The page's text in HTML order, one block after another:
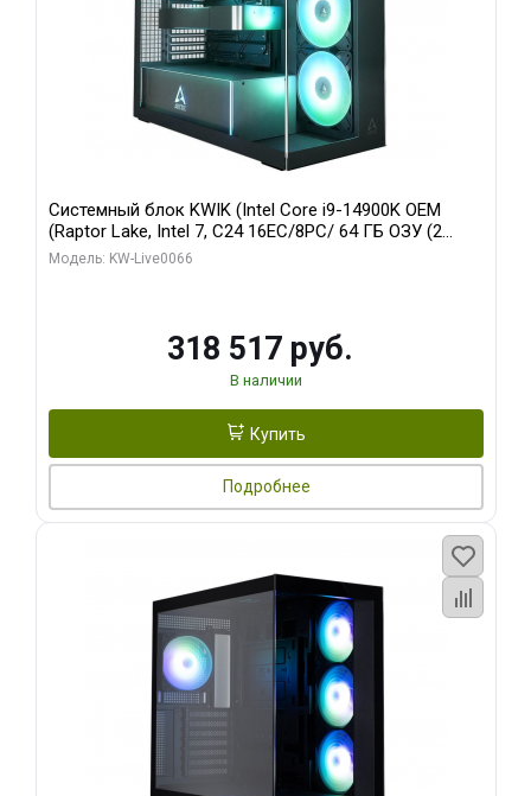
Системный блок KWIK (Intel Core i9-14900K OEM
(Raptor Lake, Intel 7, C24 16EC/8PC/ 64 ГБ ОЗУ (2
модуля)/ Gigabyte RTX5080 XTREME WATERFORCE
Модель: KW-Live0066
318 517 руб.
В наличии
Купить
Подробнее